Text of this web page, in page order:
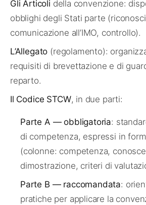
Gli Articoli della convenzione:
obblighi degli Stati parte
comunicazione all’IMO, controllo).
L’Allegato (regolamento):
requisiti di brevettazione e di
reparto.
Il Codice STCW, in due parti:
Parte A — obbligatoria:
di competenza, espressi in
(colonne: competenza,
dimostrazione, criteri di
Parte B — raccomandata:
pratiche per applicare la